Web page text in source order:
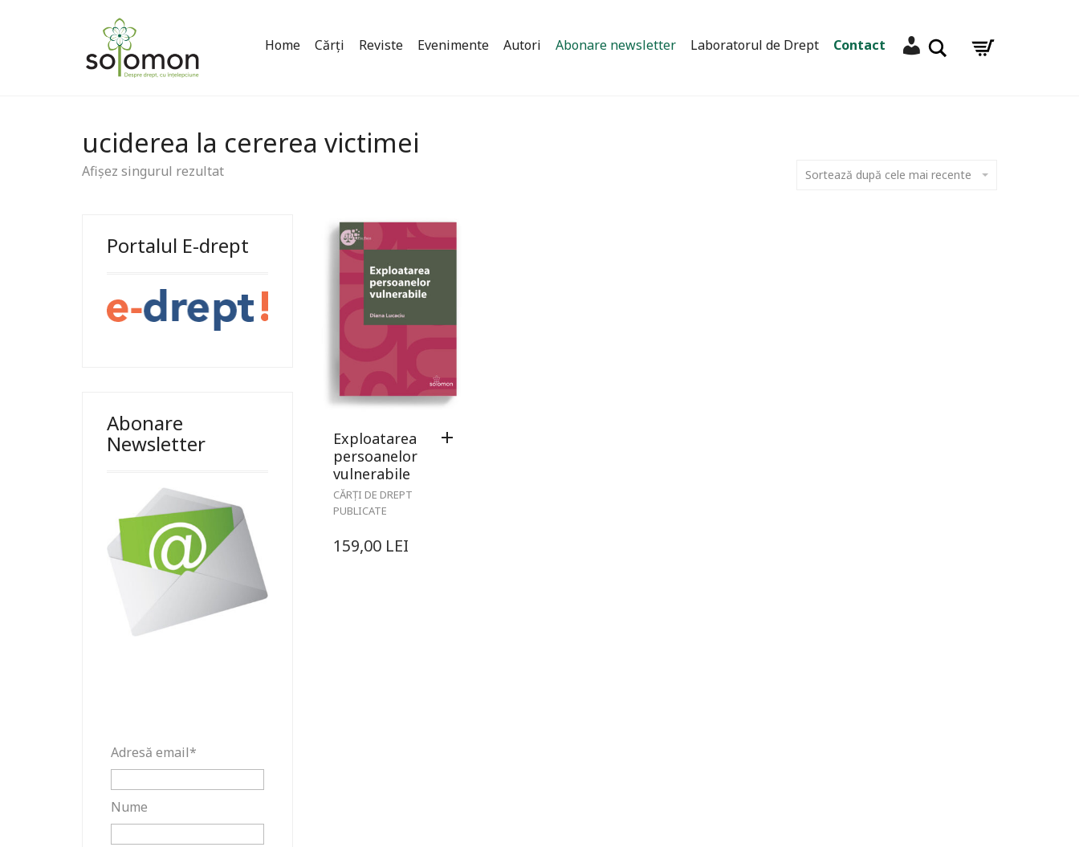
Home Cărți Reviste Evenimente Autori Abonare newsletter Laboratorul de Drept Contact Contul meuCaută
uciderea la cererea victimei
Afișez singurul rezultat Sortează după cele mai recente
Exploatarea
persoanelor
vulnerabile
CĂRȚI DE DREPT
PUBLICATE
159,00 LEI
Portalul E-drept
Abonare
Newsletter
Adresă email*
Nume